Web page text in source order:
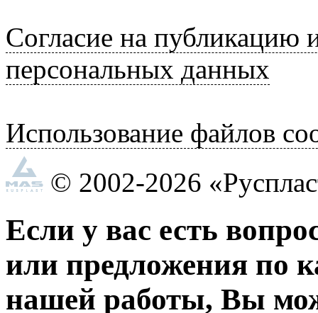
Согласие на публикацию
персональных данных
Использование файлов
© 2002-2026
Если у вас есть
или предложения по
нашей работы, Вы